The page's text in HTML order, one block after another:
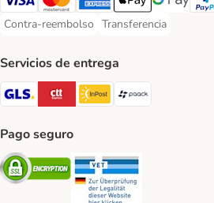
Visa Payment Method
Mastercard Payment Method
American Express
Apple PayGoogle Pay
Contra-reembolso
Contra-reembolso Payment Method
Transferencia
Transferencia Payment
Servicios de entrega
GLS Shipping Method
CTTExpress Shipping Method
InPost Shipping
paack
Pago seguro
Security